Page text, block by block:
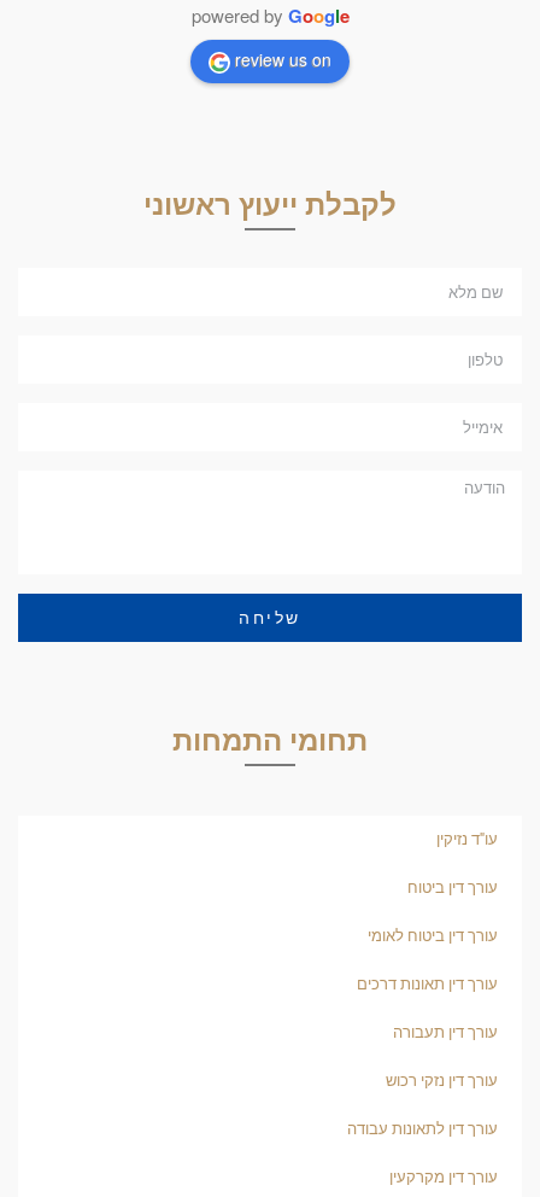
powered by Google
review us on
לקבלת ייעוץ ראשוני
שליחה
תחומי התמחות
עו"ד נזיקין
עורך דין ביטוח
עורך דין ביטוח לאומי
עורך דין תאונות דרכים
עורך דין תעבורה
עורך דין נזקי רכוש
עורך דין לתאונות עבודה
עורך דין מקרקעין